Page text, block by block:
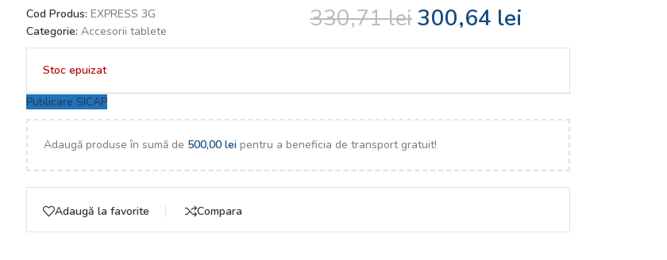
Cod Produs: EXPRESS 3G
Categorie: Accesorii tablete 330,71lei300,64 lei
Stoc epuizat
Publicare SICAP
Adaugă produse în sumă de 500,00 leipentru a beneficia de transport gratuit!
Adaugă la favorite Compara